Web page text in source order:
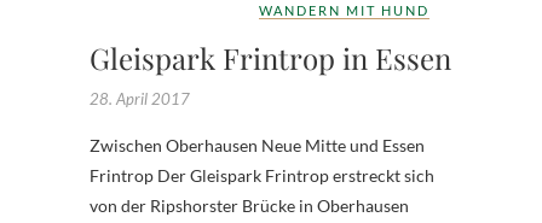
WANDERN MIT HUND
Gleispark Frintrop in Essen
28. April 2017
Zwischen Oberhausen Neue Mitte und Essen
Frintrop Der Gleispark Frintrop erstreckt sich
von der Ripshorster Brücke in Oberhausen